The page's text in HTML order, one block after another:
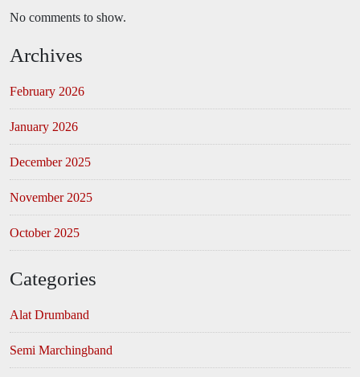
No comments to show.
Archives
February 2026
January 2026
December 2025
November 2025
October 2025
Categories
Alat Drumband
Semi Marchingband